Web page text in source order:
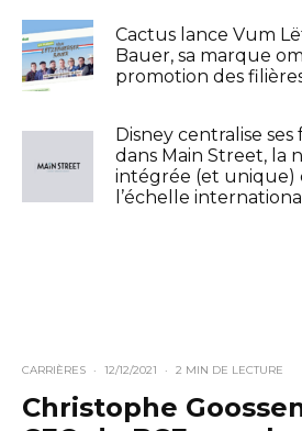
Cactus lance Vum
Bauer, sa marque
promotion des
Disney centralise
dans Main Street, la
intégrée (et unique)
l’échelle
CARRIÈRES · 12/12/2021 · 2 MIN DE LECTURE
Christophe